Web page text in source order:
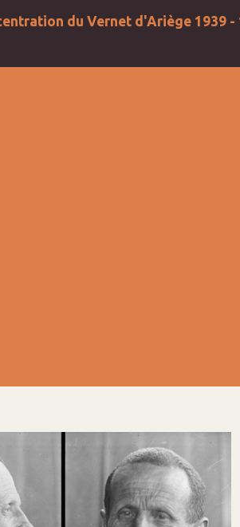
du Vernet d'Ariège 1939 -